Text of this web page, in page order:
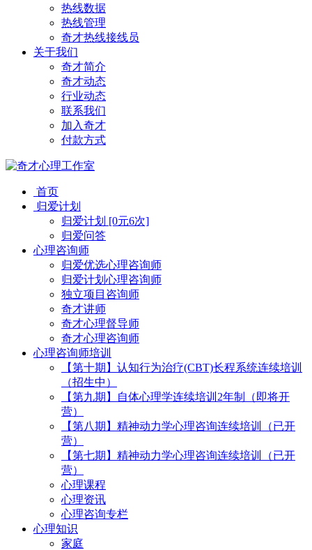
热线数据
热线管理
奇才热线接线员
关于我们
奇才简介
奇才动态
行业动态
联系我们
加入奇才
付款方式
首页
归爱计划
归爱计划 [0元6次]
归爱问答
心理咨询师
归爱优选心理咨询师
归爱计划心理咨询师
独立项目咨询师
奇才讲师
奇才心理督导师
奇才心理咨询师
心理咨询师培训
【第十期】认知行为治疗(CBT)长程系统连续培训
（招生中）
【第九期】自体心理学连续培训2年制（即将开
营）
【第八期】精神动力学心理咨询连续培训（已开
营）
【第七期】精神动力学心理咨询连续培训（已开
营）
心理课程
心理资讯
心理咨询专栏
心理知识
家庭